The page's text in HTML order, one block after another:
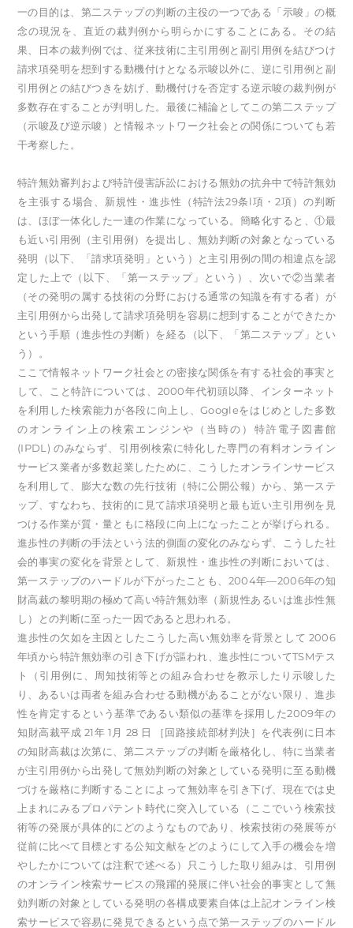
一の目的は、第二ステップの判断の主役の一つである「示唆」の概
念の現況を、直近の裁判例から明らかにすることにある。その結
果、日本の裁判例では、従来技術に主引用例と副引用例を結びつけ
請求項発明を想到する動機付けとなる示唆以外に、逆に引用例と副
引用例との結びつきを妨げ、動機付けを否定する逆示唆の裁判例が
多数存在することが判明した。最後に補論としてこの第二ステップ
（示唆及び逆示唆）と情報ネットワーク社会との関係についても若
干考察した。
特許無効審判および特許侵害訴訟における無効の抗弁中で特許無効
を主張する場合、新規性・進歩性（特許法29条l項・2項）の判断
は、ほぼ一体化した一連の作業になっている。簡略化すると、①最
も近い引用例（主引用例）を提出し、無効判断の対象となっている
発明（以下、「請求項発明」という）と主引用例の間の相違点を認
定した上で（以下、「第一ステップ」という）、次いで②当業者
（その発明の属する技術の分野における通常の知識を有する者）が
主引用例から出発して請求項発明を容易に想到することができたか
という手順（進歩性の判断）を経る（以下、「第二ステップ」とい
う）。
ここで情報ネットワーク社会との密接な関係を有する社会的事実と
して、こと特許については、2000年代初頭以降、インターネット
を利用した検索能力が各段に向上し、Googleをはじめとした多数
のオンライン上の検索エンジンや（当時の）特許電子図書館
(IPDL) のみならず、引用例検索に特化した専門の有料オンライン
サービス業者が多数起業したために、こうしたオンラインサービス
を利用して、膨大な数の先行技術（特に公開公報）から、第一ステ
ップ、すなわち、技術的に見て請求項発明と最も近い主引用例を見
つける作業が質・量ともに格段に向上になったことが挙げられる。
進歩性の判断の手法という法的側面の変化のみならず、こうした社
会的事実の変化を背景として、新規性・進歩性の判断においては、
第一ステップのハードルが下がったことも、2004年―2006年の知
財高裁の黎明期の極めて高い特許無効率（新規性あるいは進歩性無
し）との判断に至った一因であると思われる。
進歩性の欠如を主因としたこうした高い無効率を背景として 2006
年頃から特許無効率の引き下げが謳われ、進歩性についてTSMテス
ト（引用例に、周知技術等との組み合わせを教示したり示唆した
り、あるいは両者を組み合わせる動機があることがない限り、進歩
性を肯定するという基準であるい類似の基準を採用した2009年の
知財高裁平成 21年 1月 28 日 ［回路接続部材判決］を代表例に日本
の知財高裁は次第に、第二ステップの判断を厳格化し、特に当業者
が主引用例から出発して無効判断の対象としている発明に至る動機
づけを厳格に判断することによって無効率を引き下げ、現在では史
上まれにみるプロパテント時代に突入している（ここでいう検索技
術等の発展が具体的にどのようなものであり、検索技術の発展等が
従前に比べて目標とする公知文献をどのようにして入手の機会を増
やしたかについては注釈で述べる）只こうした取り組みは、引用例
のオンライン検索サービスの飛躍的発展に伴い社会的事実として無
効判断の対象としている発明の各構成要素自体は上記オンライン検
索サービスで容易に発見できるという点で第一ステップのハードル